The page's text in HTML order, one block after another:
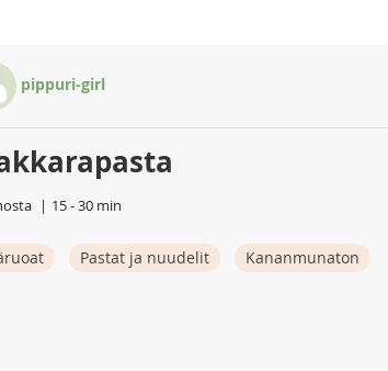
pippuri-girl
15 - 30 min
Pastat ja nuudelit Kananmunaton